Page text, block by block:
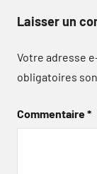
Laisser un
Votre adresse
obligatoires
Commentaire*